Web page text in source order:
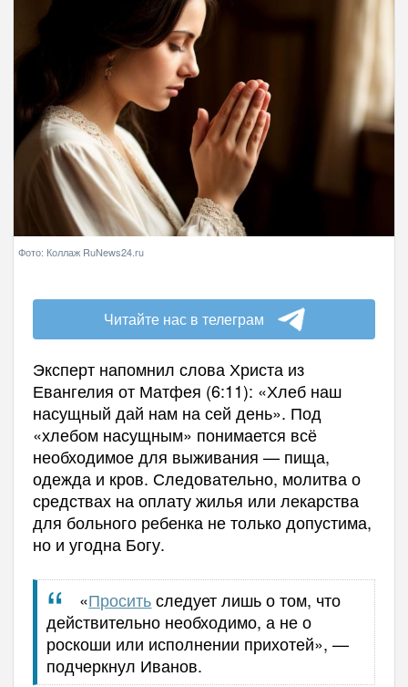
Фото: Коллаж RuNews24.ru
Читайте нас в телеграм
Эксперт напомнил слова Христа из
Евангелия от Матфея (6:11): «Хлеб наш
насущный дай нам на сей день». Под
«хлебом насущным» понимается всё
необходимое для выживания — пища,
одежда и кров. Следовательно, молитва о
средствах на оплату жилья или лекарства
для больного ребенка не только допустима,
но и угодна Богу.
«Проситьследует лишь о том, что
действительно необходимо, а не о
роскоши или исполнении прихотей», —
подчеркнул Иванов.